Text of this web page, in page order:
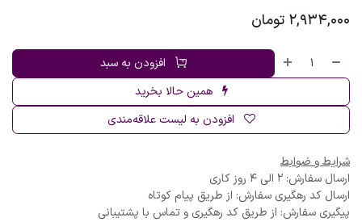
2,934,000 تومان
افزودن به سبد
همین حالا بخرید
افزودن به لیست علاقه‌مندی
شرایط و ضوابط
ارسال سفارش: 2 الی 4 روز کاری
ارسال کد رهگیری سفارش: از طریق پیام کوتاه
پیگیری سفارش: از طریق کد رهگیری و تماس با پشتیبانی